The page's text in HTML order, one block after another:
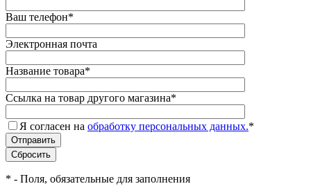
Ваш телефон*
Электронная почта
Название товара*
Ссылка на товар другого магазина*
Я согласен на обработку персональных данных.*
* - Поля, обязательные для заполнения